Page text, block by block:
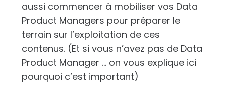
aussi commencer à mobiliser vos Data
Product Managers pour préparer le
terrain sur l’exploitation de ces
contenus. (Et si vous n’avez pas de Data
Product Manager … on vous explique ici
pourquoi c’est important)